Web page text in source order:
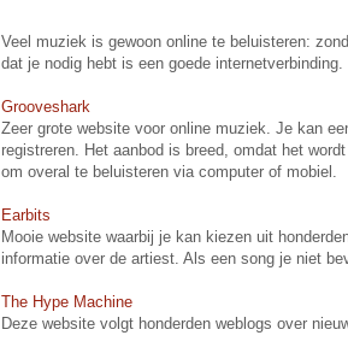
Veel muziek is gewoon online te beluisteren:
dat je nodig hebt is een goede internetverbinding.
Grooveshark
Zeer grote website voor online muziek. Je kan
registreren. Het aanbod is breed, omdat het
om overal te beluisteren via computer of mobiel.
Earbits
Mooie website waarbij je kan kiezen uit
informatie over de artiest. Als een song je niet
The Hype Machine
Deze website volgt honderden weblogs over